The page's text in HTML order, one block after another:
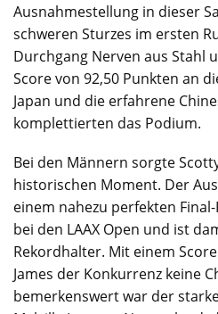
Ausnahmestellung in dieser
schweren Sturzes im ersten
Durchgang Nerven aus Stahl
Score von 92,50 Punkten an
Japan und die erfahrene
komplettierten das Podium.
Bei den Männern sorgte
historischen Moment. Der
einem nahezu perfekten
bei den LAAX Open und ist
Rekordhalter. Mit einem
James der Konkurrenz keine
bemerkenswert war der